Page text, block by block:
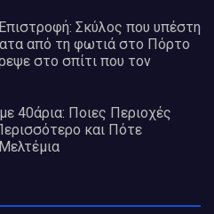
Σκύλος που υπέστη
από τη φωτιά στο Πόρτο
στο σπίτι που τον
40άρια: Ποιες Περιοχές
και Πότε